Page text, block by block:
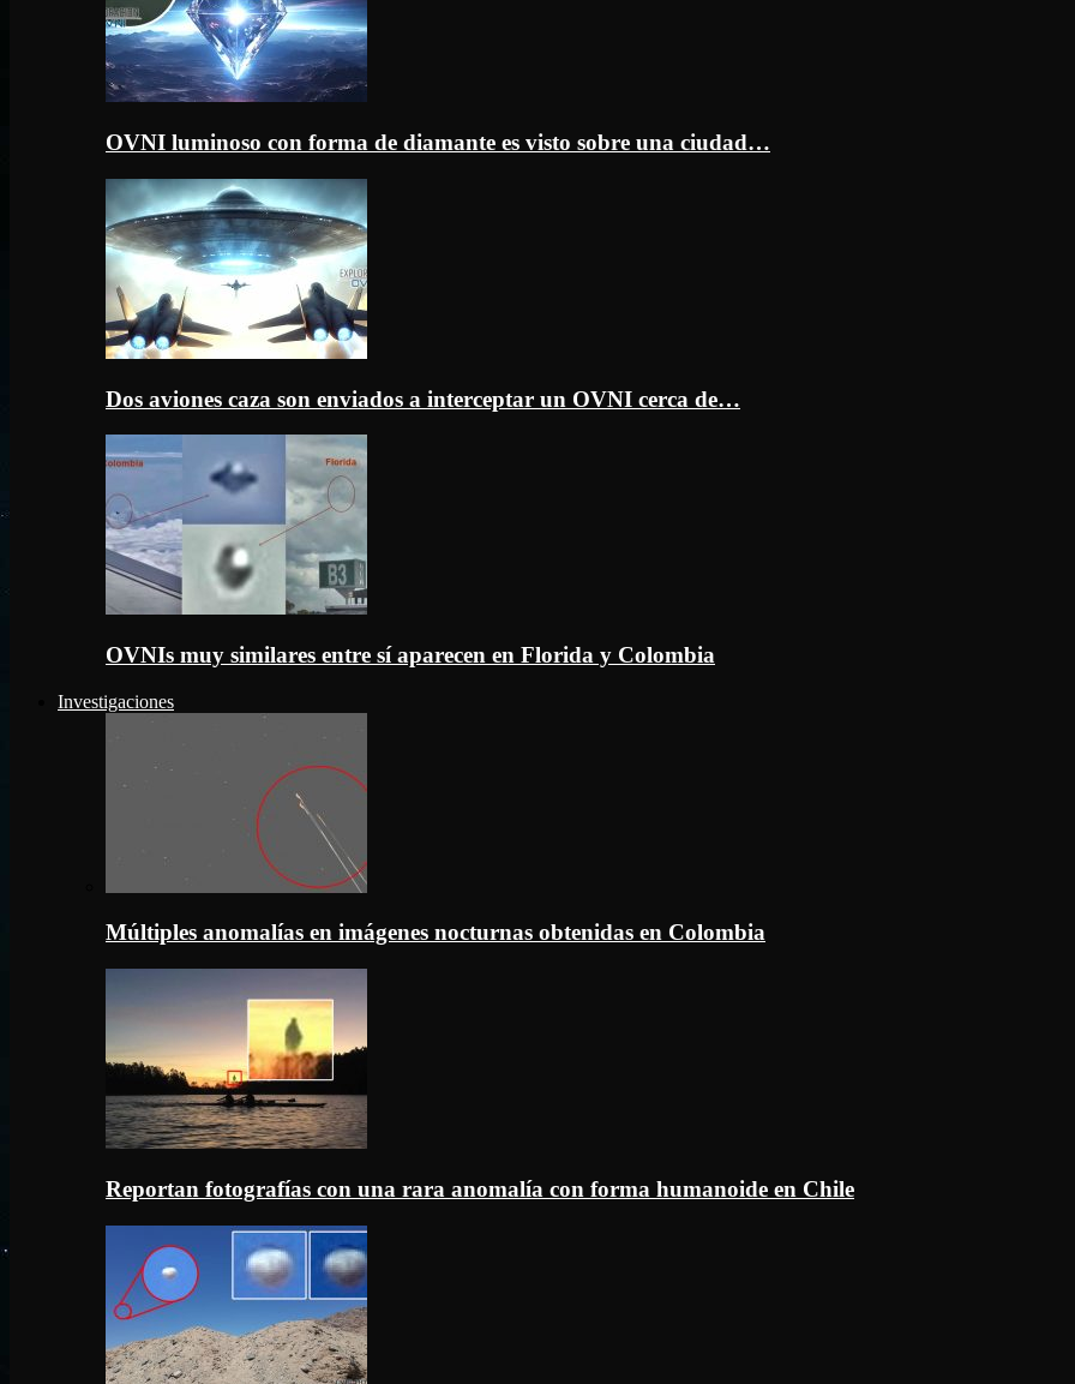
OVNI luminoso con forma de diamante es visto sobre una ciudad…
Dos aviones caza son enviados a interceptar un OVNI cerca de…
OVNIs muy similares entre sí aparecen en Florida y Colombia
Investigaciones
Múltiples anomalías en imágenes nocturnas obtenidas en Colombia
Reportan fotografías con una rara anomalía con forma humanoide en Chile